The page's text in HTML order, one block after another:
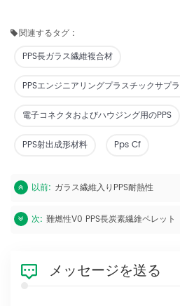
関連するタグ :
PPS長ガラス繊維複合材
PPSエンジニアリングプラスチックサプ
電子コネクタおよびハウジング用のPPS
PPS射出成形材料 Pps Cf
以前: ガラス繊維入りPPS耐熱性
次: 難燃性V0 PPS長炭素繊維ペレット
メッセージを送る